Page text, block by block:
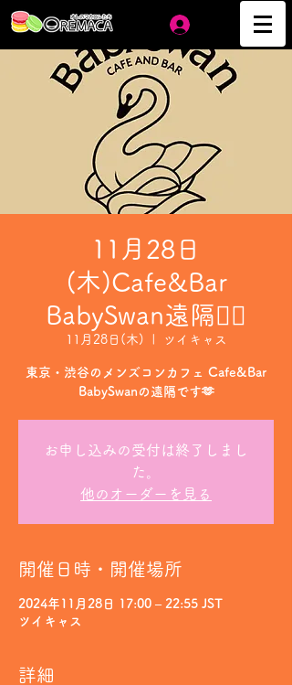
11月28日
(木)Cafe&Bar
BabySwan遠隔❤️‍🔥
11月28日(木) ツイキャス
東京・渋谷のメンズコンカフェ Cafe&Bar
BabySwanの遠隔です🫶
お申し込みの受付は終了しまし
た。
他のオーダーを見る
開催日時・開催場所
2024年11月28日 17:00 – 22:55 JST
ツイキャス
詳細